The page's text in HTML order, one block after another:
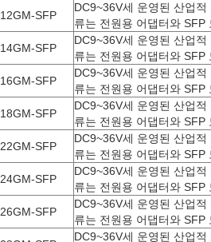
SFP
DC9~36V세 운영된 산업
류는 전원용 어댑터와 SFP
SFP
DC9~36V세 운영된 산업
류는 전원용 어댑터와 SFP
SFP
DC9~36V세 운영된 산업
류는 전원용 어댑터와 SFP
SFP
DC9~36V세 운영된 산업
류는 전원용 어댑터와 SFP
SFP
DC9~36V세 운영된 산업
류는 전원용 어댑터와 SFP
SFP
DC9~36V세 운영된 산업
류는 전원용 어댑터와 SFP
SFP
DC9~36V세 운영된 산업
류는 전원용 어댑터와 SFP
DC9~36V세 운영된 산업